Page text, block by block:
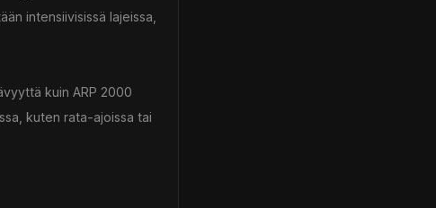
intensiivisissä lajeissa,
kuin ARP 2000
kuten rata-ajoissa tai